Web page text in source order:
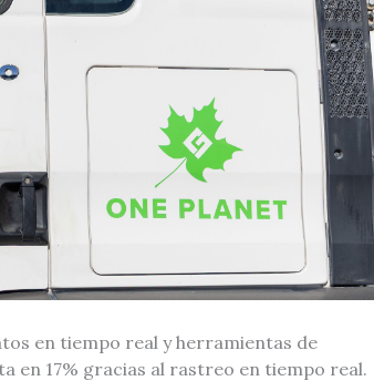
en tiempo real y herramientas de
en 17% gracias al rastreo en tiempo real.